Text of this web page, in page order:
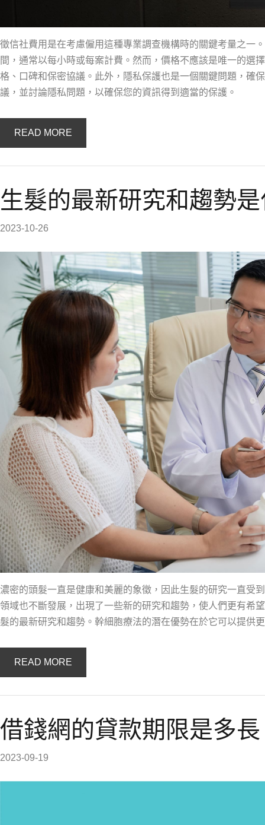
徵信社費用是在考慮僱用這種專業調查機構時的關鍵考量之一
間，通常以每小時或每案計費。然而，價格不應該是唯一的選
格、口碑和保密協議。此外，隱私保護也是一個關鍵問題，確
議，並討論隱私問題，以確保您的資訊得到適當的保護。
READ MORE
生髮的最新研究和趨勢
2023-10-26
濃密的頭髮一直是健康和美麗的象徵，因此生髮的研究一直受
領域也不斷發展，出現了一些新的研究和趨勢，使人們更有希
髮的最新研究和趨勢。幹細胞療法的潛在優勢在於它可以提供
READ MORE
借錢網的貸款期限是多
2023-09-19